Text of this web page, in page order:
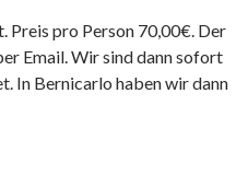
Preis pro Person 70,00€. Der
Email. Wir sind dann sofort
In Bernicarlo haben wir dann